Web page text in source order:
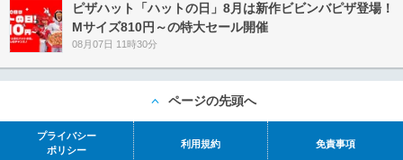
ピザハット「ハットの日」8月は新作ビビンバピザ登場！
Mサイズ810円～の特大セール開催
08月07日 11時30分
ページの先頭へ
プライバシー
ポリシー
利用規約 免責事項